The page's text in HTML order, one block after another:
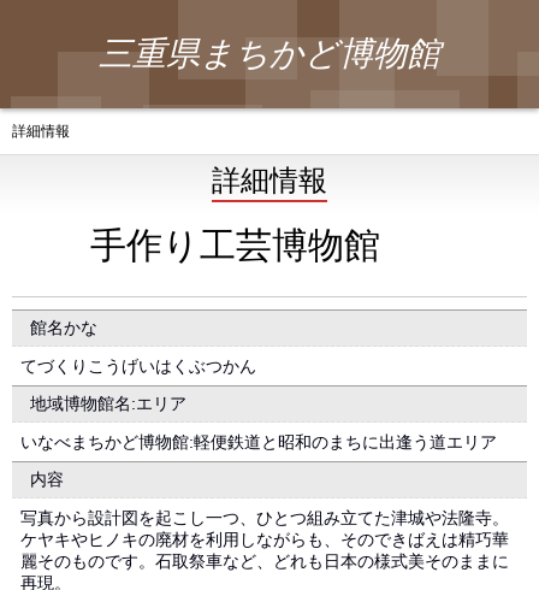
三重県まちかど博物館
詳細情報
詳細情報
手作り工芸博物館
館名かな
てづくりこうげいはくぶつかん
地域博物館名:エリア
いなべまちかど博物館:軽便鉄道と昭和のまちに出逢う道エリア
内容
写真から設計図を起こし一つ、ひとつ組み立てた津城や法隆寺。
ケヤキやヒノキの廃材を利用しながらも、そのできばえは精巧華
麗そのものです。石取祭車など、どれも日本の様式美そのままに
再現。